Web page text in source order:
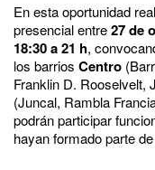
En esta oportunidad
presencial entre27 de
18:30 a 21 h,
los barrios Centro
Franklin D. Rooselvelt,
(Juncal, Rambla
podrán participar
hayan formado parte